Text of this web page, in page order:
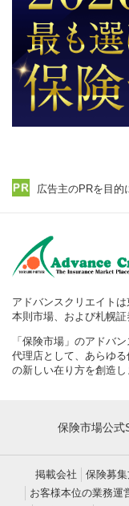
広告主のPRを目的
アドバンスクリエイト
本則市場、および札幌証
「保険市場」のアドバ
代理店として、あらゆ
の新しい在り方を創造し
保険市場公式
掲載会社 保険募
お客様本位の業務運